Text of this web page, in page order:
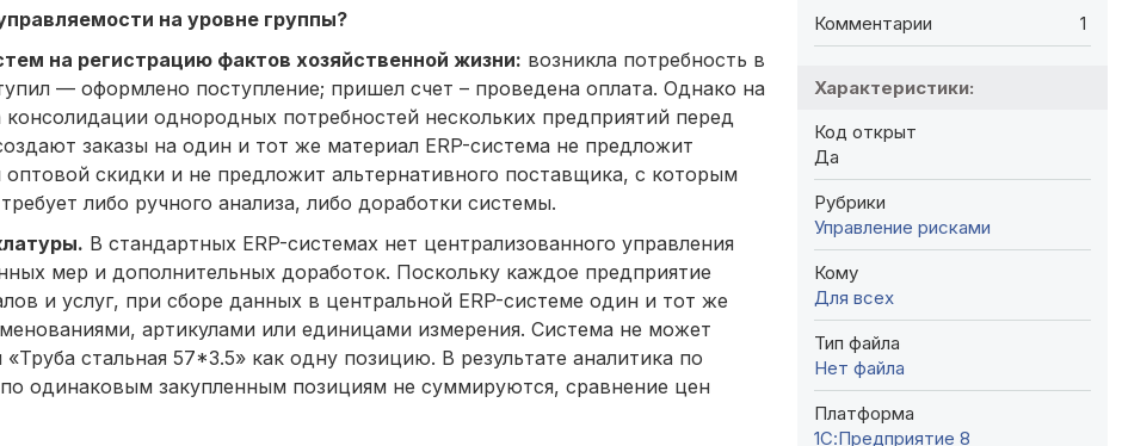
на уровне группы?
на регистрацию фактов хозяйственной жизни: возникла потребность в
— оформлено поступление; пришел счет – проведена оплата. Однако на
однородных потребностей нескольких предприятий перед
заказы на один и тот же материал ERP-система не предложит
скидки и не предложит альтернативного поставщика, с которым
либо ручного анализа, либо доработки системы.
В стандартных ERP-системах нет централизованного управления
мер и дополнительных доработок. Поскольку каждое предприятие
и услуг, при сборе данных в центральной ERP-системе один и тот же
артикулами или единицами измерения. Система не может
стальная 57*3.5» как одну позицию. В результате аналитика по
одинаковым закупленным позициям не суммируются, сравнение цен
Комментарии 1
Характеристики:
Код открыт
Да
Рубрики
Управление рисками
Кому
Для всех
Тип файла
Нет файла
Платформа
1С:Предприятие 8